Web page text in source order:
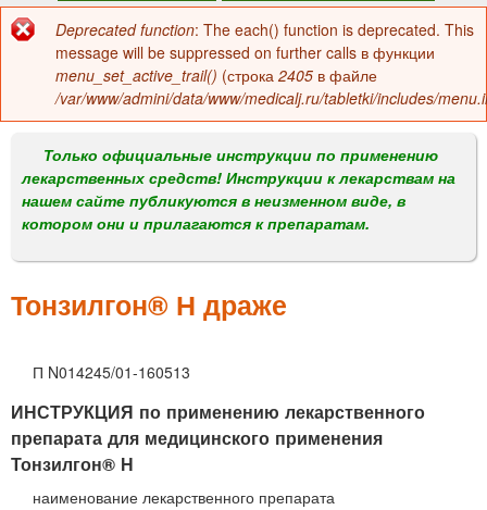
а
в
о
м
е
н
Сообщение
об
ошибке
Deprecated function: The each() function is deprecated. This
message will be suppressed on further calls в функции
menu_set_active_trail() (строка 2405 в файле
/var/www/admini/data/www/medicalj.ru/tabletki/includes/
Только официальные инструкции по применению
лекарственных средств! Инструкции к лекарствам на
нашем сайте публикуются в неизменном виде, в
котором они и прилагаются к препаратам.
Тонзилгон® Н драже
П N014245/01-160513
ИНСТРУКЦИЯ по применению лекарственного
препарата для медицинского применения
Тонзилгон® Н
наименование лекарственного препарата